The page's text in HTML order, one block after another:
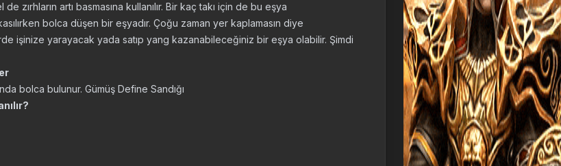
de zırhların artı basmasına kullanılır. Bir kaç takı için de bu eşya
bolca düşen bir eşyadır. Çoğu zaman yer kaplamasın diye
işinize yarayacak yada satıp yang kazanabileceğiniz bir eşya olabilir. Şimdi
bolca bulunur. Gümüş Define Sandığı